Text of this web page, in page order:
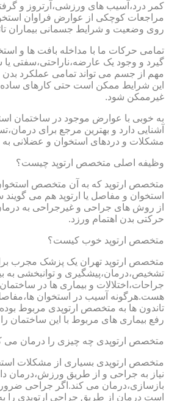
کمر درد،آسیب های ورزشی،آرتروز و
مراجعات کوچکی از عوارض فراوان
روی وضعیت و شرایط جسمانی بیماران
تمامی حرکات ما با مداخله بافت ها و
گیرد و وجود یک عارضه،ناراحتی،سفتی
مهم از جسم می تواند تمامی عملکرد بدن
این شرایط ممکن است حتی کارهای ساده
غیرممکن شود.
به خوبی با عوارض موجود در ساختمان
آشنایی دارد و بهترین مرجع برای
مشکلات و دردهای استخوان و عضلانی
وظیفه اصلی متخصص ارتوپد چیست؟
متخصص ارتوپد که به آن متخصص
استخوان و مفاصل یا ارتوپد هم می گویند
از روش های جراحی و غیرجراحی به
حرکتی بدن اهتمام ورزد.
متخصص ارتوپد خوب کیست؟
متخصص ارتوپد تهران یک پزشک مجرب
تشخیص،درمان،پیشگیری و توانبخشی به
جراحات،اختلالات و بیماری ها در
هست.هرگونه آسیب در استخوان
تاندون ها به متخصص ارتوپدی مربوط بوده
رفع بیماری های مربوط با این ساختمان را
متخصص ارتوپدی چه چیزی را درمان می
متخصص ارتوپدی بسیاری از مشکلات
نیاز به جراحی و از طریق ورزش،درمان
بازسازی،درمان می کند.اگر جراحی
است درمان از طریق جراحی ارتوپدی را به